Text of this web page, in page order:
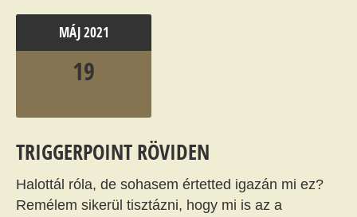
MÁJ2021
19
TRIGGERPOINT RÖVIDEN
Halottál róla, de sohasem értetted igazán mi ez?
Remélem sikerül tisztázni, hogy mi is az a